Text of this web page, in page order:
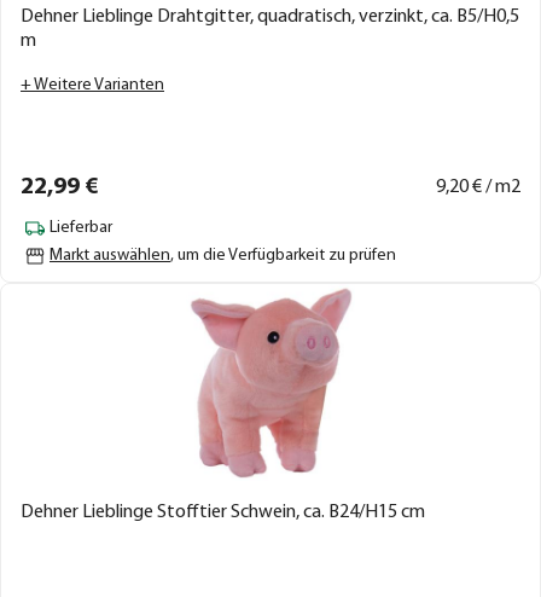
Dehner Lieblinge Drahtgitter, quadratisch, verzinkt, ca. B5/H0,5
m
+ Weitere Varianten
22,99 € 9,20€ / m2
Lieferbar
Markt auswählen, um die Verfügbarkeit zu prüfen
Dehner Lieblinge Stofftier Schwein, ca. B24/H15 cm